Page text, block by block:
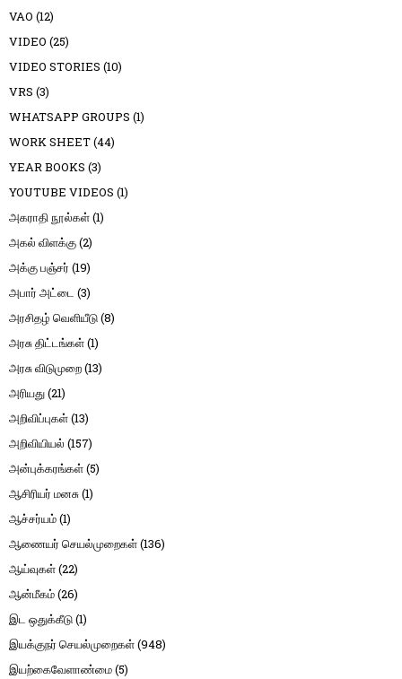
VAO (12)
VIDEO (25)
VIDEO STORIES (10)
VRS (3)
WHATSAPP GROUPS (1)
WORK SHEET(44)
YEAR BOOKS (3)
YOUTUBE VIDEOS (1)
அகராதி நூல்கள்(1)
அகல் விளக்கு(2)
அக்கு பஞ்சர் (19)
அபார் அட்டை (3)
அரசிதழ் வெளியீடு(8)
அரசு திட்டங்கள்(1)
அரசு விடுமுறை(13)
அரியது(21)
அறிவிப்புகள்(13)
அறிவியியல் (157)
அன்புக்கரங்கள்(5)
ஆசிரியர் மனசு(1)
ஆச்சர்யம்(1)
ஆணையர் செயல்முறைகள்(136)
ஆய்வுகள்(22)
ஆன்மீகம்(26)
இட ஒதுக்கீடு(1)
இயக்குநர் செயல்முறைகள்(948)
இயற்கைவேளாண்மை(5)